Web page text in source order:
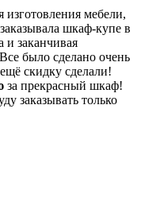
мебели,
шкаф-купе в
и заканчивая
было сделано очень
скидку сделали!
за прекрасный шкаф!
заказывать только